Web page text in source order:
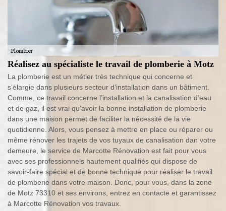
Réalisez au spécialiste le travail de plomberie à Motz
La plomberie est un métier très technique qui concerne et
s’élargie dans plusieurs secteur d’installation dans un bâtiment.
Comme, ce travail concerne l’installation et la canalisation d’eau
et de gaz, il est vrai qu’avoir la bonne installation de plomberie
dans une maison permet de faciliter la nécessité de la vie
quotidienne. Alors, vous pensez à mettre en place ou réparer ou
même rénover les trajets de vos tuyaux de canalisation dan votre
demeure, le service de Marcotte Rénovation est fait pour vous
avec ses professionnels hautement qualifiés qui dispose de
savoir-faire spécial et de bonne technique pour réaliser le travail
de plomberie dans votre maison. Donc, pour vous, dans la zone
de Motz 73310 et ses environs, entrez en contacte et garantissez
à Marcotte Rénovation vos travaux.